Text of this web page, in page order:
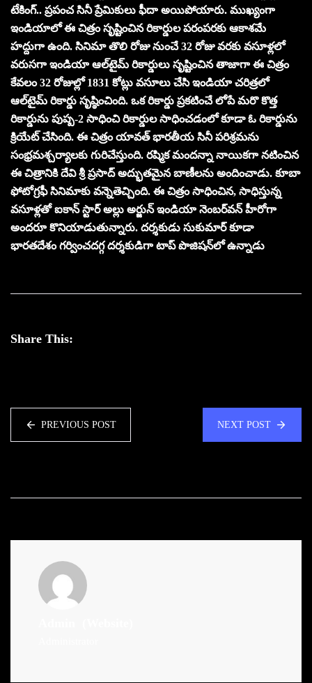
టేకింగ్‌.. ప్రపంచ సినీ ప్రేమికులు ఫీదా అయిపోయారు. ముఖ్యంగా
ఇండియాలో ఈ చిత్రం సృష్టించిన రికార్డుల పరంపరకు ఆకాశమే
హద్దుగా ఉంది. సినిమా తొలి రోజు నుంచే 32 రోజు వరకు వసూళ్లలో
వరుసగా ఇండియా ఆల్‌టైమ్‌ రికార్డులు సృష్టించిన తాజాగా ఈ చిత్రం
కేవలం 32 రోజుల్లో 1831 కోట్లు వసూలు చేసి ఇండియా చరిత్రలో
ఆల్‌టైమ్‌ రికార్డు సృష్ఠించింది. ఒక రికార్డు ప్రకటించే లోపే మరొ కొత్త
రికార్డును పుష్ప-2 సాధించి రికార్డుల సాధించడంలో కూడా ఓ రికార్డును
క్రియేట్‌ చేసింది. ఈ చిత్రం యావత్‌ భారతీయ సినీ పరిశ్రమను
సంభ్రమశ్చర్యాలకు గురిచేస్తుంది. రష్మిక మందన్నా నాయికగా నటించిన
ఈ చిత్రానికి దేవి శ్రీ ప్రసాద్‌ అద్భుతమైన బాణీలను అందించాడు. కూబా
ఫోటోగ్రఫీ సినిమాకు వన్నెతెచ్చింది. ఈ చిత్రం సాధించిన, సాధిస్తున్న
వసూళ్లతో ఐకాన్‌ స్టార్‌ అల్లు అర్జున్‌ ఇండియా నెంబర్‌వన్‌ హీరోగా
అందరూ కొనియాడుతున్నారు. దర్శకుడు సుకుమార్‌ కూడా
భారతదేశం గర్వించదగ్గ దర్శకుడిగా టాప్‌ పొజిషన్‌లో ఉన్నాడు
Share This:
PREVIOUS POST NEXT POST